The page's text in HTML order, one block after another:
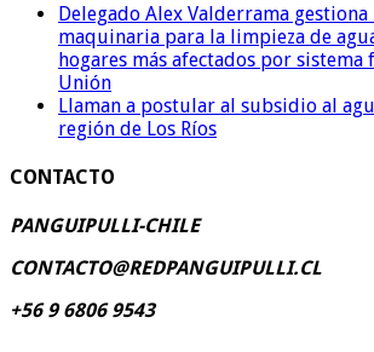
Delegado Alex Valderrama
maquinaria para la limpieza de
hogares más afectados por sistema
Unión
Llaman a postular al subsidio al
región de Los Ríos
CONTACTO
PANGUIPULLI-CHILE
CONTACTO@REDPANGUIPULLI.CL
+56 9 6806 9543